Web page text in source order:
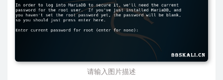
请输入图片描述